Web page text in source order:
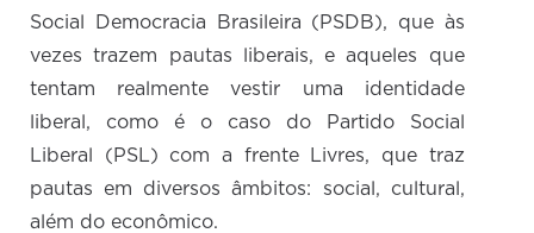
Social Democracia Brasileira (PSDB), que às
vezes trazem pautas liberais, e aqueles que
tentam realmente vestir uma identidade
liberal, como é o caso do Partido Social
Liberal (PSL) com a frente Livres, que traz
pautas em diversos âmbitos: social, cultural,
além do econômico.